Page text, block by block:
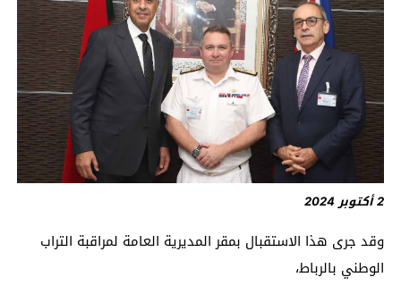
2 أكتوبر 2024
وقد جرى هذا الاستقبال بمقر المديرية العامة لمراقبة التراب
الوطني بالرباط،